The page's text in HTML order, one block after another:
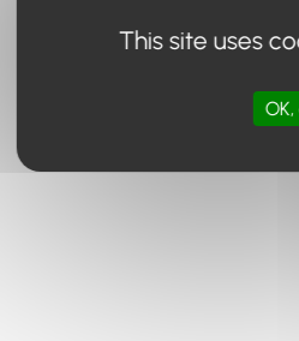
This site uses